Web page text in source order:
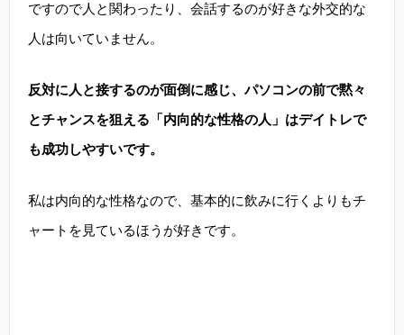
ですので人と関わったり、会話するのが好きな外交的な
人は向いていません。
反対に人と接するのが面倒に感じ、パソコンの前で黙々
とチャンスを狙える「内向的な性格の人」はデイトレで
も成功しやすいです。
私は内向的な性格なので、基本的に飲みに行くよりもチ
ャートを見ているほうが好きです。